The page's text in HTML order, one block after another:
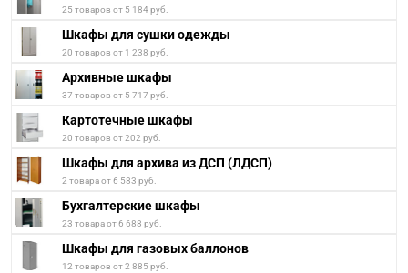
25 товаров от 5 184 руб.
Шкафы для сушки одежды
20 товаров от 1 238 руб.
Архивные шкафы
37 товаров от 5 717 руб.
Картотечные шкафы
20 товаров от 202 руб.
Шкафы для архива из ДСП (ЛДСП)
2 товара от 6 583 руб.
Бухгалтерские шкафы
23 товара от 6 688 руб.
Шкафы для газовых баллонов
12 товаров от 2 885 руб.